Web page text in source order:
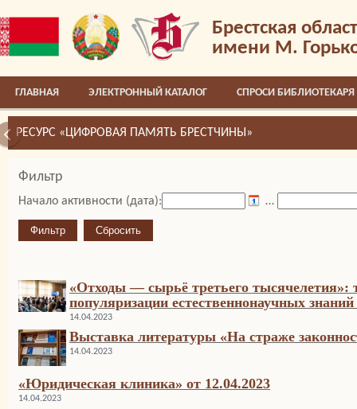
Брестская
имени М.
ГЛАВНАЯ ЭЛЕКТРОННЫЙ КАТАЛОГ СПРОСИ БИБЛИОТЕКАРЯ
РЕСУРС «ЦИФРОВАЯ ПАМЯТЬ БРЕСТЧИНЫ»
Фильтр
Начало активности (дата): …
«Отходы — сырьё третьего тысячелетия»:
популяризации естественнонаучных
14.04.2023
Выставка литературы «На страже
14.04.2023
«Юридическая клиника» от 12.04.2023
14.04.2023